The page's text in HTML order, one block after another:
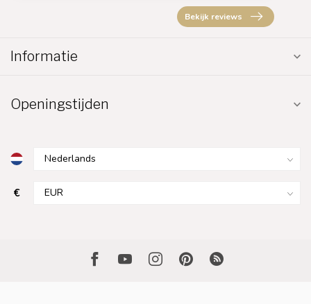
Bekijk reviews
Informatie
Openingstijden
€